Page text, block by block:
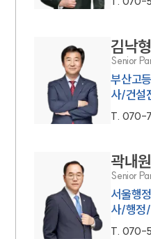
김낙형
Senior
부산고
사/건설
T. 070-
곽내원
Senior
서울행
사/행정
T. 070-